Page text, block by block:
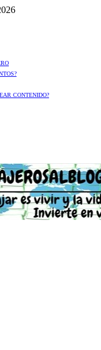
CONTENIDO?